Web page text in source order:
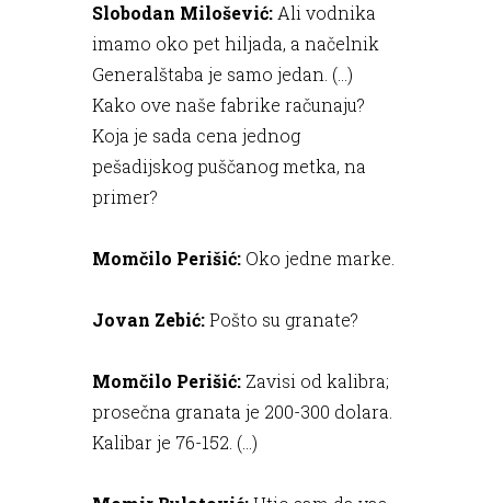
Slobodan Milošević:Ali vodnika
imamo oko pet hiljada, a načelnik
Generalštaba je samo jedan. (...)
Kako ove naše fabrike računaju?
Koja je sada cena jednog
pešadijskog puščanog metka, na
primer?
Momčilo Perišić: Oko jedne marke.
Jovan Zebić:Pošto su granate?
Momčilo Perišić: Zavisi od kalibra;
prosečna granata je 200-300 dolara.
Kalibar je 76-152. (...)